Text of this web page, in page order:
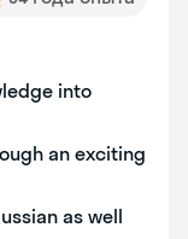
into
an exciting
as well